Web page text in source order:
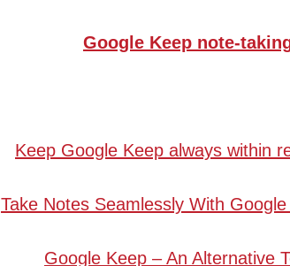
Google Keep note-
Keep Google Keep always within
Take Notes Seamlessly With
Google Keep – An Alternative